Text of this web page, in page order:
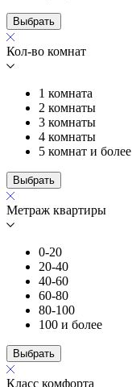
Выбрать
Кол-во комнат
1 комната
2 комнаты
3 комнаты
4 комнаты
5 комнат и более
Выбрать
Метраж квартиры
0-20
20-40
40-60
60-80
80-100
100 и более
Выбрать
Класс комфорта